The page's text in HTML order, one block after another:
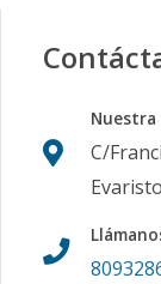
Nuestra
C/